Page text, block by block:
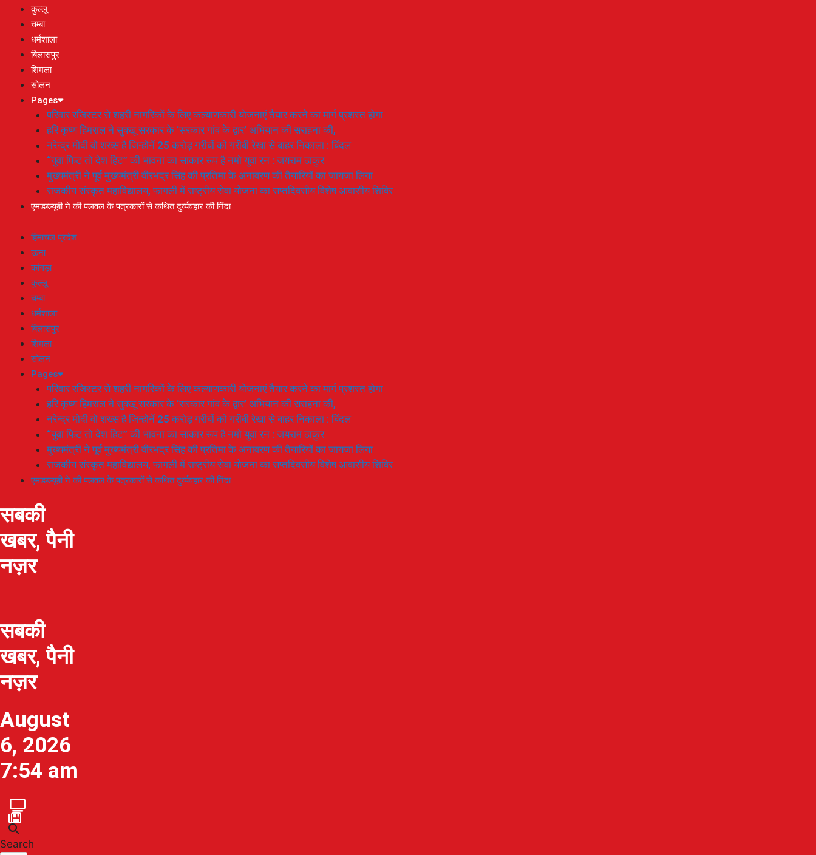
कुल्लू
चम्बा
धर्मशाला
बिलासपुर
शिमला
सोलन
Pages
परिवार रजिस्टर से शहरी नागरिकों के लिए कल्याणकारी योजनाएं तैयार करने का मार्ग प्रशस्त होगा
हरि कृष्ण हिमराल ने सुक्खू सरकार के ‘सरकार गांव के द्वार’ अभियान की सराहना की,
नरेन्द्र मोदी वो शख्स है जिन्होनें 25 करोड़ गरीबों को गरीबी रेखा से बाहर निकाला : बिंदल
“युवा फिट तो देश हिट” की भावना का साकार रूप है नमो युवा रन : जयराम ठाकुर
मुख्यमंत्री ने पूर्व मुख्यमंत्री वीरभद्र सिंह की प्रतिमा के अनावरण की तैयारियों का जायजा लिया
राजकीय संस्कृत महाविद्यालय, फागली में राष्ट्रीय सेवा योजना का सप्तदिवसीय विशेष आवासीय शिविर
एमडब्ल्यूबी ने की पलवल के पत्रकारों से कथित दुर्व्यवहार की निंदा
हिमाचल प्रदेश
ऊना
कांगड़ा
कुल्लू
चम्बा
धर्मशाला
बिलासपुर
शिमला
सोलन
Pages
परिवार रजिस्टर से शहरी नागरिकों के लिए कल्याणकारी योजनाएं तैयार करने का मार्ग प्रशस्त होगा
हरि कृष्ण हिमराल ने सुक्खू सरकार के ‘सरकार गांव के द्वार’ अभियान की सराहना की,
नरेन्द्र मोदी वो शख्स है जिन्होनें 25 करोड़ गरीबों को गरीबी रेखा से बाहर निकाला : बिंदल
“युवा फिट तो देश हिट” की भावना का साकार रूप है नमो युवा रन : जयराम ठाकुर
मुख्यमंत्री ने पूर्व मुख्यमंत्री वीरभद्र सिंह की प्रतिमा के अनावरण की तैयारियों का जायजा लिया
राजकीय संस्कृत महाविद्यालय, फागली में राष्ट्रीय सेवा योजना का सप्तदिवसीय विशेष आवासीय शिविर
एमडब्ल्यूबी ने की पलवल के पत्रकारों से कथित दुर्व्यवहार की निंदा
सबकी
खबर, पैनी
नज़र
सबकी
खबर, पैनी
नज़र
August
6, 2026
7:54 am
Search